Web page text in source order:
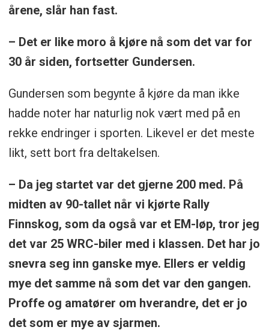
årene, slår han fast.
– Det er like moro å kjøre nå som det var for
30 år siden, fortsetter Gundersen.
Gundersen som begynte å kjøre da man ikke
hadde noter har naturlig nok vært med på en
rekke endringer i sporten. Likevel er det meste
likt, sett bort fra deltakelsen.
– Da jeg startet var det gjerne 200 med. På
midten av 90-tallet når vi kjørte Rally
Finnskog, som da også var et EM-løp, tror jeg
det var 25 WRC-biler med i klassen. Det har jo
snevra seg inn ganske mye. Ellers er veldig
mye det samme nå som det var den gangen.
Proffe og amatører om hverandre, det er jo
det som er mye av sjarmen.